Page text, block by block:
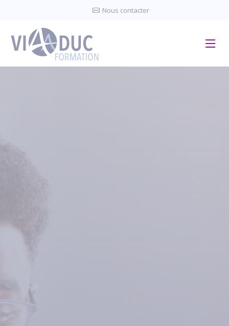
Nous contacter
Panneau de gestion des cookies